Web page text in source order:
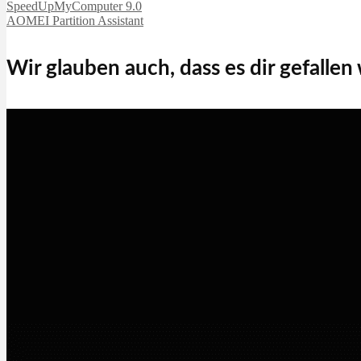
SpeedUpMyComputer 9.0
AOMEI Partition Assistant
Wir glauben auch, dass es dir gefallen